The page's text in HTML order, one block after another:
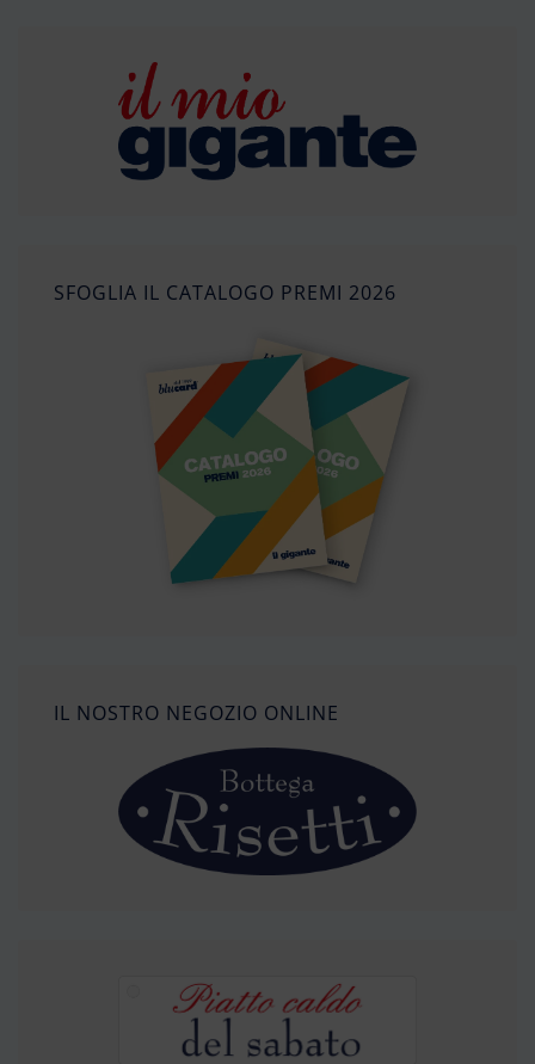
SFOGLIA IL CATALOGO PREMI 2026
IL NOSTRO NEGOZIO ONLINE